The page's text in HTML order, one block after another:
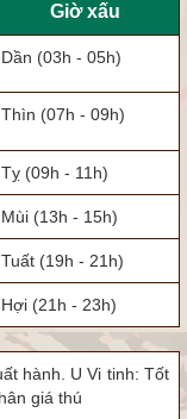
Giờ xấu
Dần (03h - 05h)
Thìn (07h - 09h)
Tỵ (09h - 11h)
Mùi (13h - 15h)
Tuất (19h - 21h)
Hợi (21h - 23h)
hành. U Vi tinh: Tốt
giá thú